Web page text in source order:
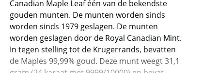
product
toe
te
voegen
Canadian Maple Leaf één van de bekendste
gouden munten. De munten worden sinds
worden sinds 1979 geslagen. De munten
worden geslagen door de Royal Canadian Mint.
In tegen stelling tot de Krugerrands, bevatten
de Maples 99,99% goud. Deze munt weegt 31,1